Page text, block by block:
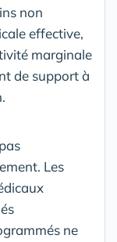
non
effective,
marginale
de support à
Les
ne